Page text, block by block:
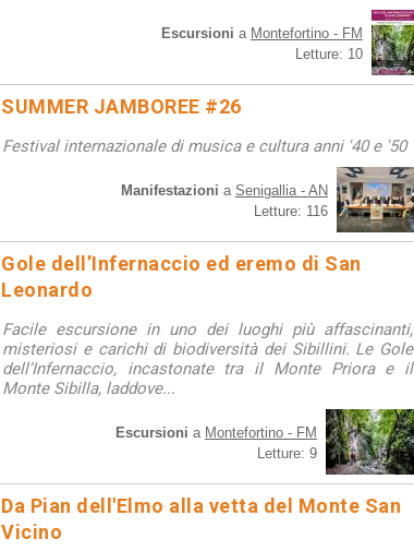
Escursioni a Montefortino - FM
Letture: 10
SUMMER JAMBOREE #26
Festival internazionale di musica e cultura anni '40 e '50
Manifestazioni a Senigallia - AN
Letture: 116
Gole dell’Infernaccio ed eremo di San
Leonardo
Facile escursione in uno dei luoghi più affascinanti,
misteriosi e carichi di biodiversità dei Sibillini. Le Gole
dell’Infernaccio, incastonate tra il Monte Priora e il
Monte Sibilla, laddove...
Escursioni a Montefortino - FM
Letture: 9
Da Pian dell'Elmo alla vetta del Monte San
Vicino